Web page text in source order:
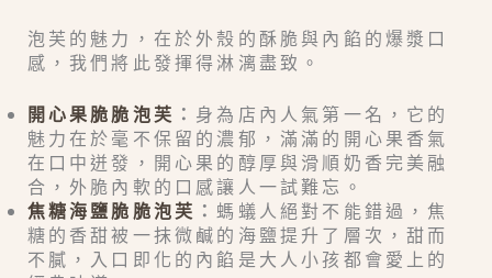
泡芙的魅力，在於外殼的酥脆與內餡的爆漿口
感，我們將此發揮得淋漓盡致。
開心果脆脆泡芙 ： 身為店內人氣第一名，它的
魅力在於毫不保留的濃郁，滿滿的開心果香氣
在口中迸發，開心果的醇厚與滑順奶香完美融
合，外脆內軟的口感讓人一試難忘。
焦糖海鹽脆脆泡芙 ： 螞蟻人絕對不能錯過，焦
糖的香甜被一抹微鹹的海鹽提升了層次，甜而
不膩，入口即化的內餡是大人小孩都會愛上的